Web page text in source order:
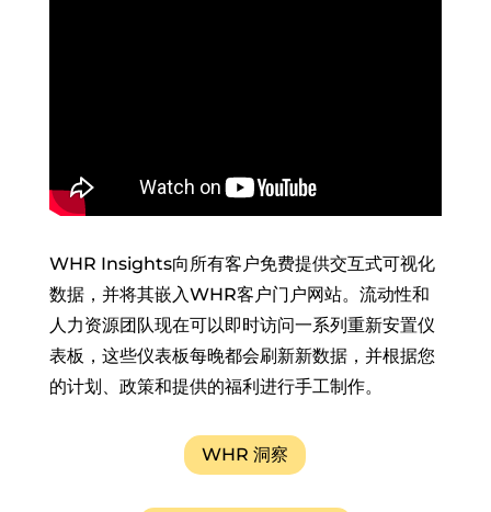
WHR Insights向所有客户免费提供交互式可视化
数据，并将其嵌入WHR客户门户网站。流动性和
人力资源团队现在可以即时访问一系列重新安置仪
表板，这些仪表板每晚都会刷新新数据，并根据您
的计划、政策和提供的福利进行手工制作。
WHR 洞察